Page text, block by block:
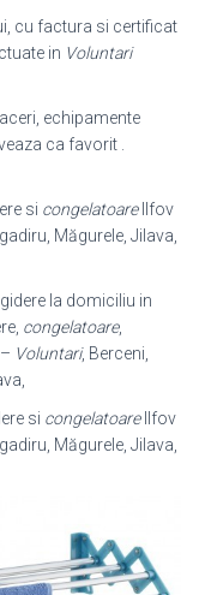
cu factura si certificat
in Voluntari
echipamente
ca favorit .
si congelatoareIlfov
Măgurele, Jilava,
la domiciliu in
congelatoare,
Voluntari, Berceni,
si congelatoareIlfov
Măgurele, Jilava,